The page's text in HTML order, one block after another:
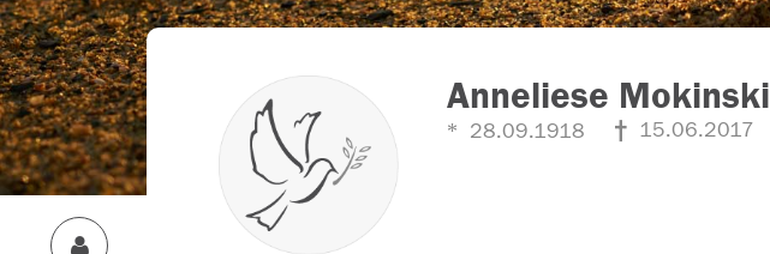
Anneliese Mokinski
28.09.1918 15.06.2017